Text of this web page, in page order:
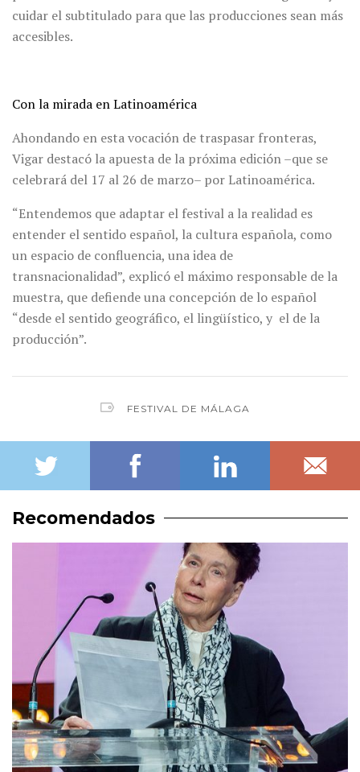
cuidar el subtitulado para que las producciones sean más
accesibles.
Con la mirada en Latinoamérica
Ahondando en esta vocación de traspasar fronteras,
Vigar destacó la apuesta de la próxima edición –que se
celebrará del 17 al 26 de marzo– por Latinoamérica.
“Entendemos que adaptar el festival a la realidad es
entender el sentido español, la cultura española, como
un espacio de confluencia, una idea de
transnacionalidad”, explicó el máximo responsable de la
muestra, que defiende una concepción de lo español
“desde el sentido geográfico, el lingüístico, y el de la
producción”.
FESTIVAL DE MÁLAGA
Recomendados